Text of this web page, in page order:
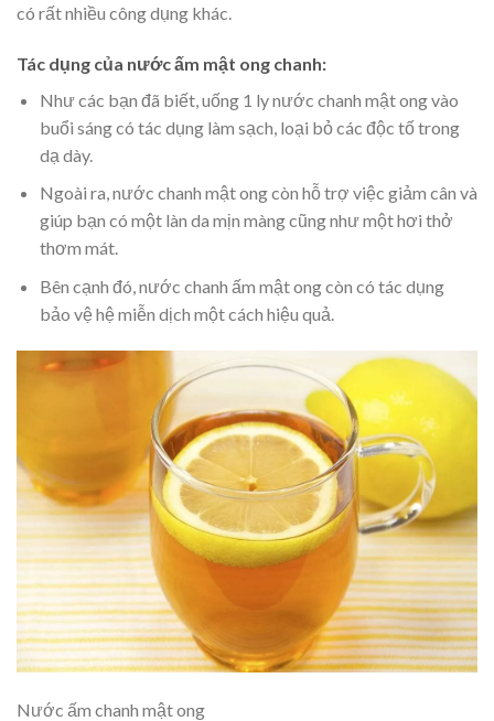
có rất nhiều công dụng khác.
Tác dụng của nước ấm mật ong chanh:
Như các bạn đã biết, uống 1 ly nước chanh mật ong vào
buổi sáng có tác dụng làm sạch, loại bỏ các độc tố trong
dạ dày.
Ngoài ra, nước chanh mật ong còn hỗ trợ việc giảm cân và
giúp bạn có một làn da mịn màng cũng như một hơi thở
thơm mát.
Bên cạnh đó, nước chanh ấm mật ong còn có tác dụng
bảo vệ hệ miễn dịch một cách hiệu quả.
Nước ấm chanh mật ong